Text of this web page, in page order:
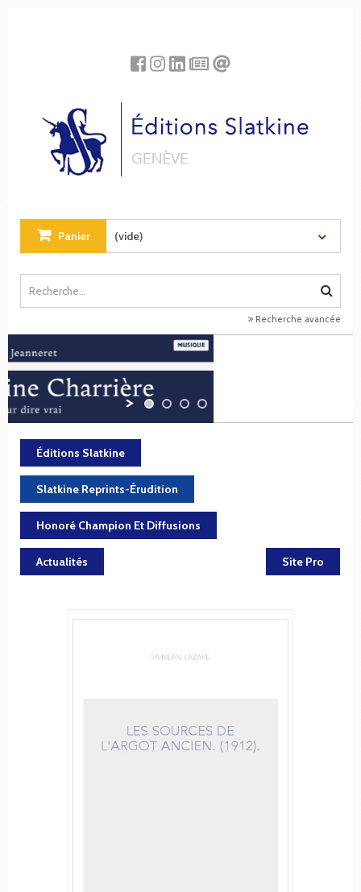
Panier (vide)
Recherche avancée
Éditions Slatkine
Slatkine Reprints-Érudition
Honoré Champion Et Diffusions
Actualités Site Pro